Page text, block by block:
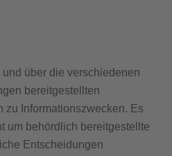
über die verschiedenen
bereitgestellten
zu Informationszwecken. Es
um behördlich bereitgestellte
Entscheidungen